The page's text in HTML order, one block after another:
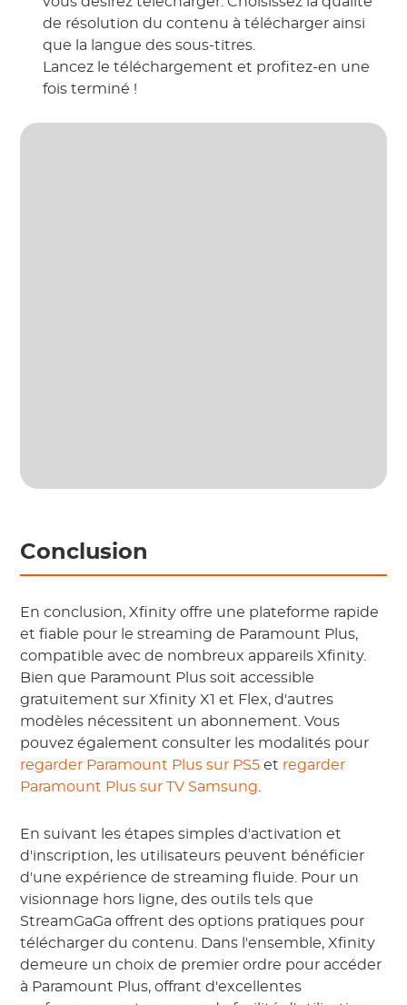
de résolution du contenu à télécharger ainsi
que la langue des sous-titres.
Lancez le téléchargement et profitez-en une
fois terminé !
Conclusion
En conclusion, Xfinity offre une plateforme rapide
et fiable pour le streaming de Paramount Plus,
compatible avec de nombreux appareils Xfinity.
Bien que Paramount Plus soit accessible
gratuitement sur Xfinity X1 et Flex, d'autres
modèles nécessitent un abonnement. Vous
pouvez également consulter les modalités pour
regarder Paramount Plus sur PS5 et regarder
Paramount Plus sur TV Samsung.
En suivant les étapes simples d'activation et
d'inscription, les utilisateurs peuvent bénéficier
d'une expérience de streaming fluide. Pour un
visionnage hors ligne, des outils tels que
StreamGaGa offrent des options pratiques pour
télécharger du contenu. Dans l'ensemble, Xfinity
demeure un choix de premier ordre pour accéder
à Paramount Plus, offrant d'excellentes